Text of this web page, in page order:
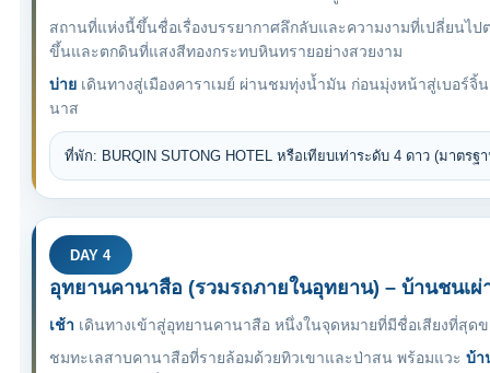
สถานที่แห่งนี้ขึ้นชื่อเรื่องบรรยากาศลึกลับและความงามที่เปลี่ยนไป
ขึ้นและตกดินที่แสงสีทองกระทบหินทรายอย่างสวยงาม
บ่ายเดินทางสู่เมืองคาราเมย์ ผ่านชมทุ่งน้ำมัน ก่อนมุ่งหน้าสู่เบอร์จิ้
นาส
ที่พัก: BURQIN SUTONG HOTEL หรือเทียบเท่าระดับ 4 ดาว (มาตรฐ
DAY 4
อุทยานคานาสือ (รวมรถภายในอุทยาน) – บ้านชนเผ่
เช้า เดินทางเข้าสู่อุทยานคานาสือ หนึ่งในจุดหมายที่มีชื่อเสียงที่สุดข
ชมทะเลสาบคานาสือที่รายล้อมด้วยทิวเขาและป่าสน พร้อมแวะ บ้า